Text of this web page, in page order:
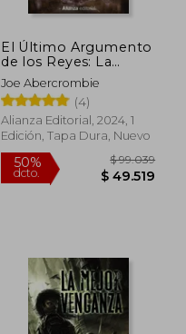
El Último Argumento
de los Reyes: La
Primera Ley: Libro iii
Joe Abercrombie
(4)
Alianza Editorial, 2024, 1
Edición, Tapa Dura, Nuevo